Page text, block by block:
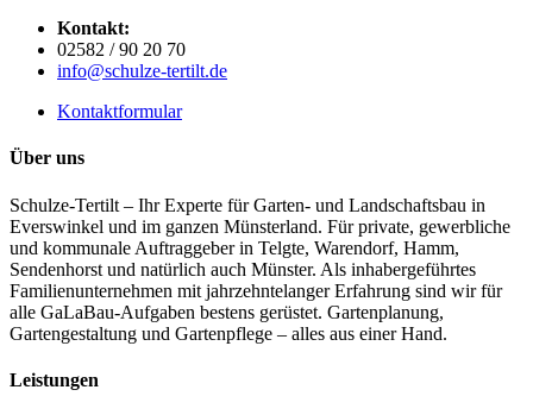
Kontakt:
02582 / 90 20 70
info@schulze-tertilt.de
Kontaktformular
Über uns
Schulze-Tertilt – Ihr Experte für Garten- und Landschaftsbau in
Everswinkel und im ganzen Münsterland. Für private, gewerbliche
und kommunale Auftraggeber in Telgte, Warendorf, Hamm,
Sendenhorst und natürlich auch Münster. Als inhabergeführtes
Familienunternehmen mit jahrzehntelanger Erfahrung sind wir für
alle GaLaBau-Aufgaben bestens gerüstet. Gartenplanung,
Gartengestaltung und Gartenpflege – alles aus einer Hand.
Leistungen